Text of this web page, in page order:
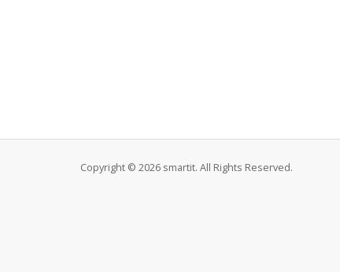
Copyright © 2026 smartit. All Rights Reserved.